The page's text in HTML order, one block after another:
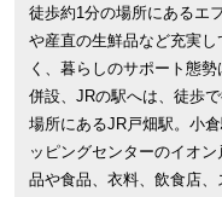
徒歩約1分の場所にあるエ
や産直の生鮮品など充実
く、暮らしのサポート態
併設、JRの駅へは、徒歩
場所にあるJR戸畑駅。小
ッピングセンターのイオ
品や食品、衣料、飲食店、